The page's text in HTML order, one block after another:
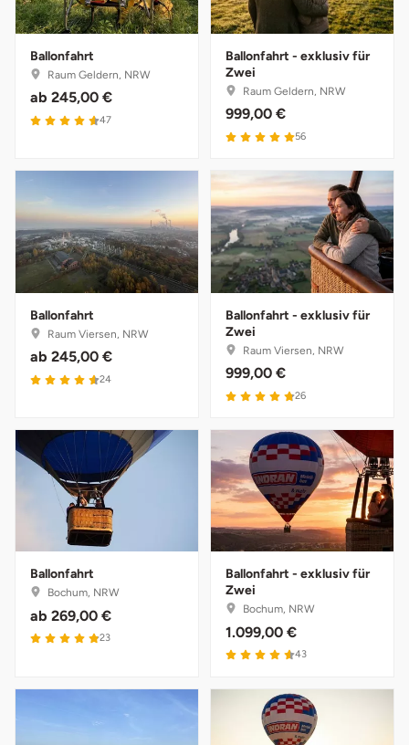
Ballonfahrt
Raum Geldern, NRW
ab 245,00 €
4.6 von 5
47
Ballonfahrt - exklusiv für
Zwei
Raum Geldern, NRW
999,00 €
5 von 5
56
Ballonfahrt
Raum Viersen, NRW
ab 245,00 €
4.6 von 5
24
Ballonfahrt - exklusiv für
Zwei
Raum Viersen, NRW
999,00 €
4.8 von 5
26
Ballonfahrt
Bochum, NRW
ab 269,00 €
4.9 von 5
23
Ballonfahrt - exklusiv für
Zwei
Bochum, NRW
1.099,00 €
4.6 von 5
43